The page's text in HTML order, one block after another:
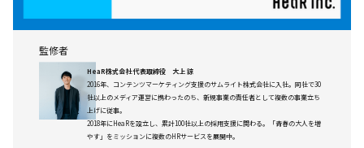
監修者
HeaR株式会社 代表取締役 大上 諒
2016年、コンテンツマーケティング支援のサムライト株式会社に入社。同社で30
社以上のメディア運営に携わったのち、新規事業の責任者として複数の事業立ち
上げに従事。
2018年にHeaRを設立し、累計100社以上の採用支援に関わる。「青春の大人を増
やす」をミッションに複数のHRサービスを展開中。